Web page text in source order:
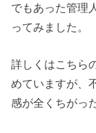
でもあった管理
ってみました。
詳しくはこちら
めていますが、
感が全くちがっ